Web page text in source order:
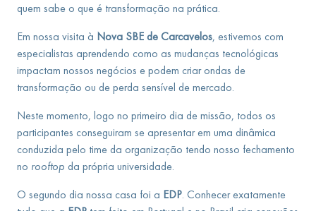
quem sabe o que é transformação na prática.
Em nossa visita à Nova SBE de Carcavelos, estivemos com
especialistas aprendendo como as mudanças tecnológicas
impactam nossos negócios e podem criar ondas de
transformação ou de perda sensível de mercado.
Neste momento, logo no primeiro dia de missão, todos os
participantes conseguiram se apresentar em uma dinâmica
conduzida pelo time da organização tendo nosso fechamento
no rooftop da própria universidade.
O segundo dia nossa casa foi a EDP. Conhecer exatamente